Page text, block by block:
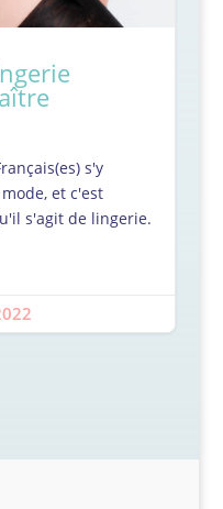
s'y
et c'est
s'agit de lingerie.